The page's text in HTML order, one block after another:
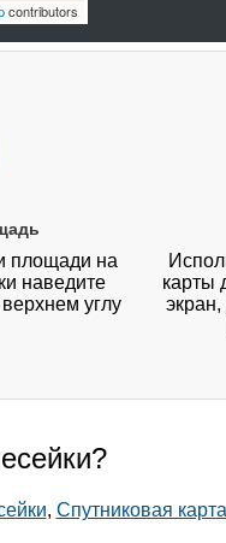
contributors
площади на
наведите
углу
карты
, Спутниковая